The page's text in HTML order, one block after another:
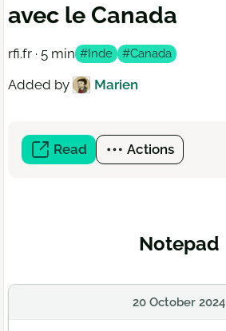
avec le Canada
rfi.fr · 5 min #Inde #Canada
Added by Marien
Read (open
a
Actions
Notepad
20 October 2024